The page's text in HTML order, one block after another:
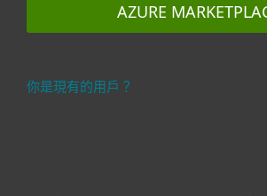
AZURE
你是現有的用戶？